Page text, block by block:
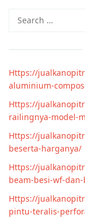
for:
Https://
aluminium-
Https://
railingnya-model-
Https://
beserta-harganya/
Https://
beam-besi-wf-
Https://
pintu-teralis-